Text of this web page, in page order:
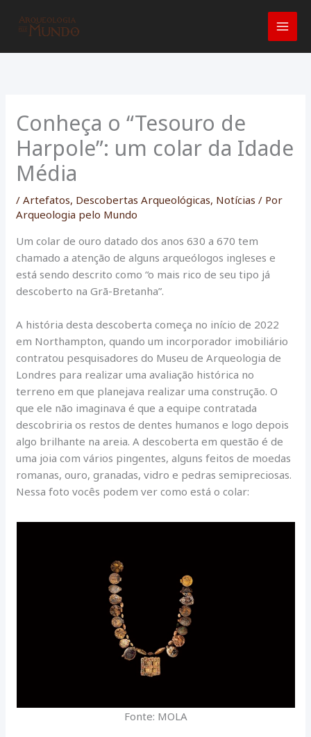
para
Conheça o “Tesouro de
Harpole”: um colar da Idade
Média
/Artefatos, Descobertas Arqueológicas, Notícias / Por
Arqueologia pelo Mundo
Um colar de ouro datado dos anos 630 a 670 tem
chamado a atenção de alguns arqueólogos ingleses e
está sendo descrito como “o mais rico de seu tipo já
descoberto na Grã-Bretanha”.
A história desta descoberta começa no início de 2022
em Northampton, quando um incorporador imobiliário
contratou pesquisadores do Museu de Arqueologia de
Londres para realizar uma avaliação histórica no
terreno em que planejava realizar uma construção. O
que ele não imaginava é que a equipe contratada
descobriria os restos de dentes humanos e logo depois
algo brilhante na areia. A descoberta em questão é de
uma joia com vários pingentes, alguns feitos de moedas
romanas, ouro, granadas, vidro e pedras semipreciosas.
Nessa foto vocês podem ver como está o colar:
Fonte: MOLA